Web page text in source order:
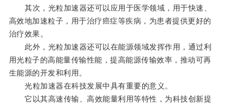
其次，光粒加速器还可以应用于医学领域，用于快速、
高效地加速粒子，用于治疗癌症等疾病，为患者提供更好的
治疗效果。
此外，光粒加速器还可以在能源领域发挥作用，通过利
用光粒子的高能量传输性能，提高能源传输效率，推动可再
生能源的开发和利用。
光粒加速器在科技发展中具有重要的意义。
它以其高速传输、高效能量利用等特性，为科技创新提